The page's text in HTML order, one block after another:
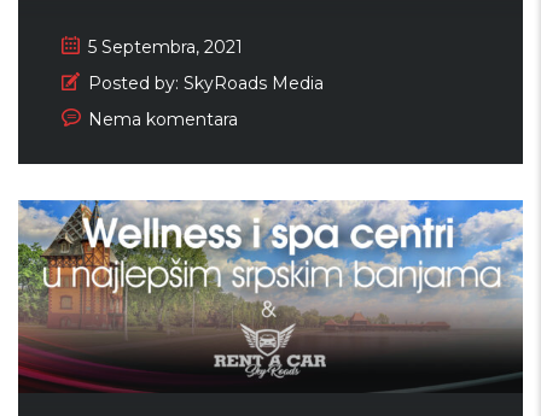
5 Septembra, 2021
Posted by: SkyRoads Media
Nema komentara